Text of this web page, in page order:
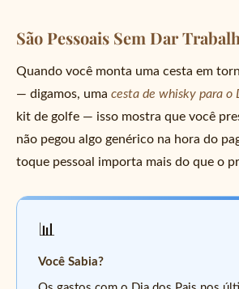
São Pessoais Sem Dar
Quando você monta uma cesta em
— digamos, uma cesta de whisky para o
kit de golfe — isso mostra que você
não pegou algo genérico na hora do
toque pessoal importa mais do que o
📊
Você Sabia?